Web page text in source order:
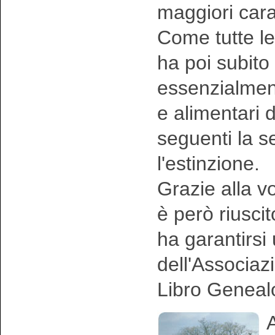
maggiori
Come tutte
ha poi
e alimentari
seguenti la
l'estinzione.
Grazie alla
è però
ha garantirsi
Libro